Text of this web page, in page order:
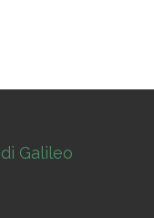
Galileo